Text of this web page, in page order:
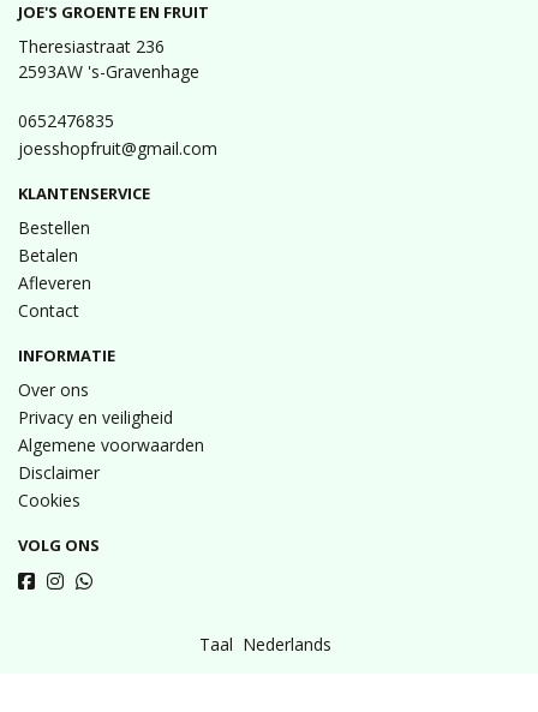
JOE'S GROENTE EN FRUIT
Theresiastraat 236
2593AW 's-Gravenhage
0652476835
joesshopfruit@gmail.com
KLANTENSERVICE
Bestellen
Betalen
Afleveren
Contact
INFORMATIE
Over ons
Privacy en veiligheid
Algemene voorwaarden
Disclaimer
Cookies
VOLG ONS
Taal